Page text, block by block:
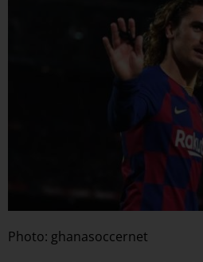
Photo: ghanasoccernet